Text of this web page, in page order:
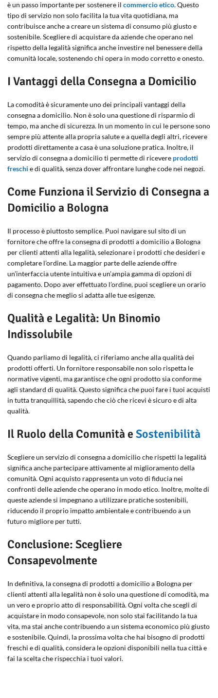
è un passo importante per sostenere il commercio etico. Questo
tipo di servizio non solo facilita la tua vita quotidiana, ma
contribuisce anche a creare un sistema di consumo più giusto e
sostenibile. Scegliere di acquistare da aziende che operano nel
rispetto della legalità significa anche investire nel benessere della
comunità locale, sostenendo chi opera in modo corretto e onesto.
I Vantaggi della Consegna a Domicilio
La comodità è sicuramente uno dei principali vantaggi della
consegna a domicilio. Non è solo una questione di risparmio di
tempo, ma anche di sicurezza. In un momento in cui le persone sono
sempre più attente alla propria salute e a quella degli altri, ricevere
prodotti direttamente a casa è una soluzione pratica. Inoltre, il
servizio di consegna a domicilio ti permette di ricevere prodotti
freschi e di qualità, senza dover affrontare lunghe code nei negozi.
Come Funziona il Servizio di Consegna a
Domicilio a Bologna
Il processo è piuttosto semplice. Puoi navigare sul sito di un
fornitore che offre la consegna di prodotti a domicilio a Bologna
per clienti attenti alla legalità, selezionare i prodotti che desideri e
completare l’ordine. La maggior parte delle aziende offre
un’interfaccia utente intuitiva e un’ampia gamma di opzioni di
pagamento. Dopo aver effettuato l’ordine, puoi scegliere un orario
di consegna che meglio si adatta alle tue esigenze.
Qualità e Legalità: Un Binomio
Indissolubile
Quando parliamo di legalità, ci riferiamo anche alla qualità dei
prodotti offerti. Un fornitore responsabile non solo rispetta le
normative vigenti, ma garantisce che ogni prodotto sia conforme
agli standard di qualità. Questo significa che puoi fare i tuoi acquisti
in tutta tranquillità, sapendo che ciò che ricevi è sicuro e di alta
qualità.
Il Ruolo della Comunità e Sostenibilità
Scegliere un servizio di consegna a domicilio che rispetti la legalità
significa anche partecipare attivamente al miglioramento della
comunità. Ogni acquisto rappresenta un voto di fiducia nei
confronti delle aziende che operano in modo etico. Inoltre, molte di
queste aziende si impegnano a utilizzare pratiche sostenibili,
riducendo il proprio impatto ambientale e contribuendo a un
futuro migliore per tutti.
Conclusione: Scegliere
Consapevolmente
In definitiva, la consegna di prodotti a domicilio a Bologna per
clienti attenti alla legalità non è solo una questione di comodità, ma
un vero e proprio atto di responsabilità. Ogni volta che scegli di
acquistare in modo consapevole, non solo stai facilitando la tua
vita, ma stai anche contribuendo a un sistema economico più giusto
e sostenibile. Quindi, la prossima volta che hai bisogno di prodotti
freschi e di qualità, considera le opzioni disponibili nella tua città e
fai la scelta che rispecchia i tuoi valori.